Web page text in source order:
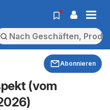
Abonnieren
(vom